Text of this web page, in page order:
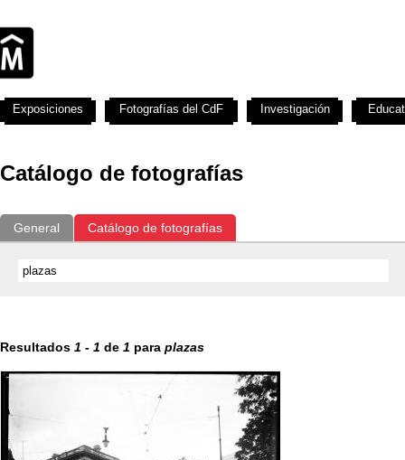
Catálogo de fotografías
General Catálogo de fotografías
Resultados 1 - 1 de 1 para plazas
Exposiciones Fotografías del CdF Investigación